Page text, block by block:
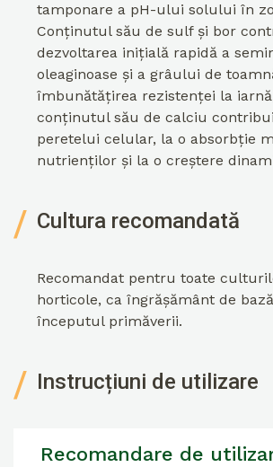
tamponare a pH-ului solului în
Conținutul său de sulf și bor
dezvoltarea inițială rapidă a
oleaginoase și a grâului de
îmbunătățirea rezistenței la
conținutul său de calciu
peretelui celular, la o absorbție
nutrienților și la o creștere
Cultura recomandată
Recomandat pentru toate
horticole, ca îngrășământ de
începutul primăverii.
Instrucțiuni de utilizare
Recomandare de